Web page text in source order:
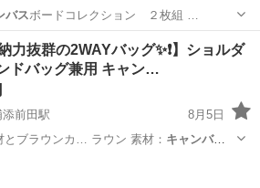
バス ボードコレクション ２枚組 …
ブリック、カバー one
納力抜群の2WAYバッグ✨❗️】ショルダ
ドバッグ兼用 キャン…
前田駅
8月5日
とブラウンカ… ラウン 素材： キャンバ